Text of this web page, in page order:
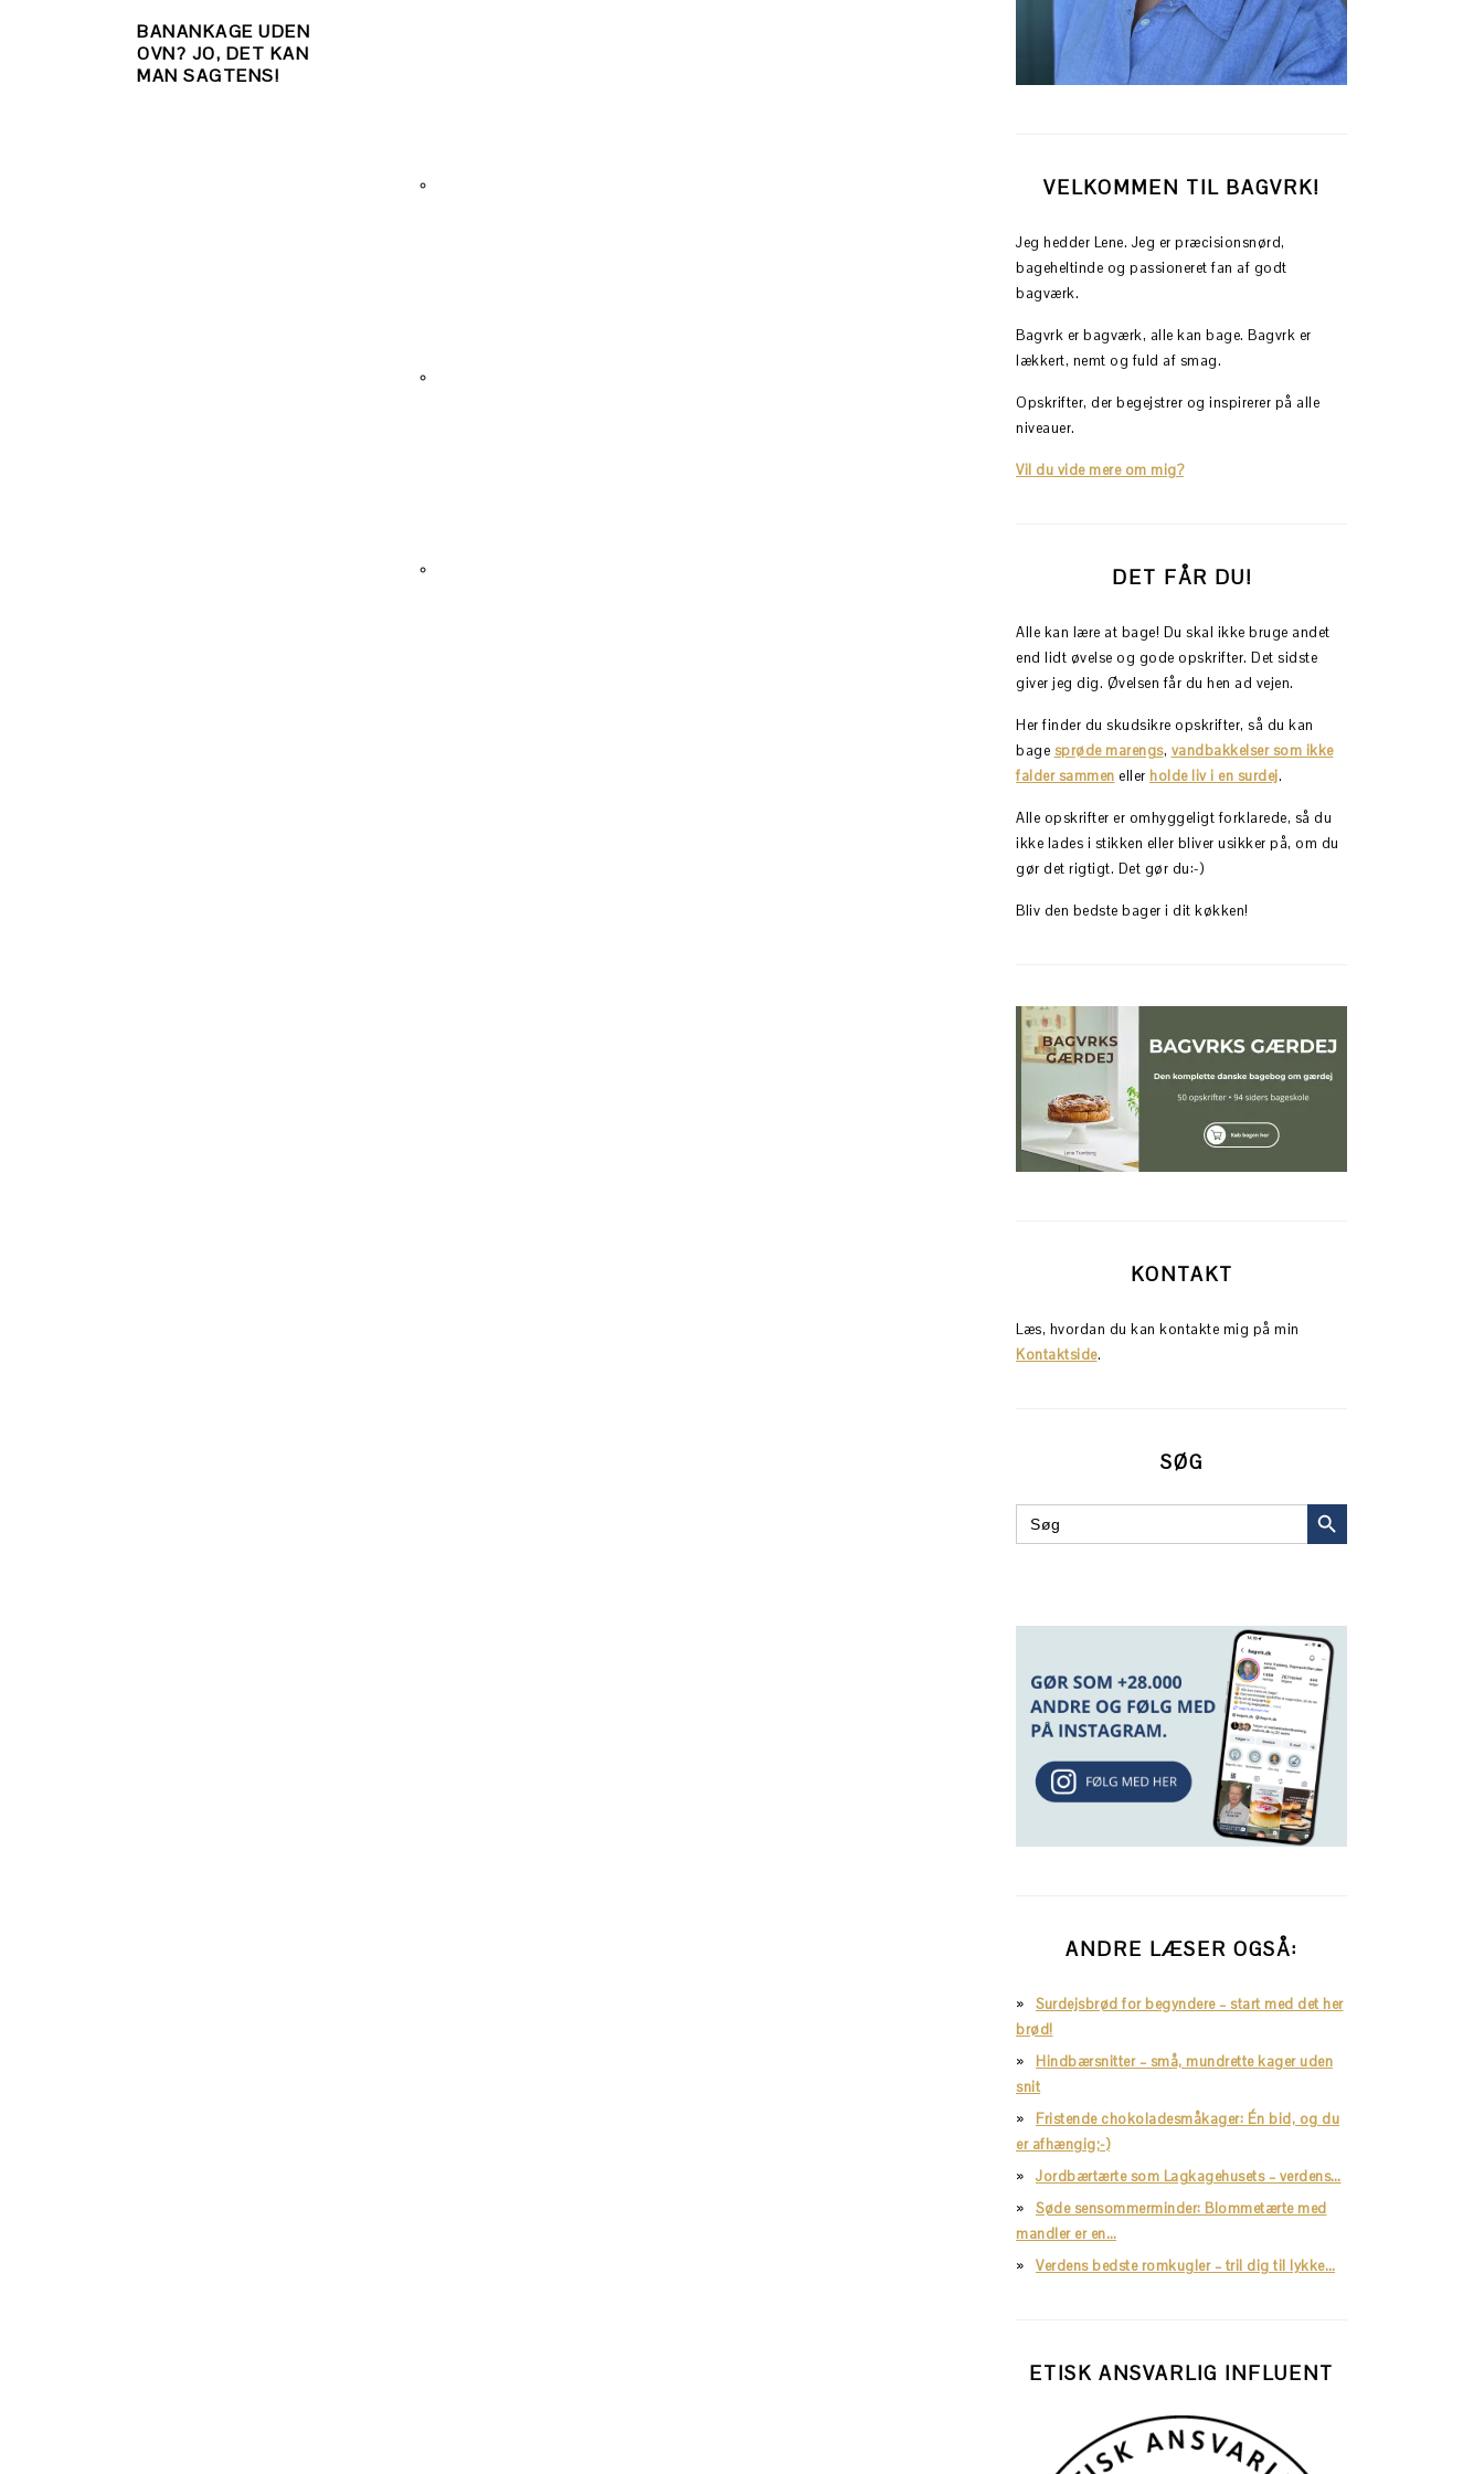
BANANKAGE UDEN
OVN? JO, DET KAN
MAN SAGTENS!
VELKOMMEN TIL BAGVRK!
Jeg hedder Lene. Jeg er præcisionsnørd,
bageheltinde og passioneret fan af godt
bagværk.
Bagvrk er bagværk, alle kan bage. Bagvrk er
lækkert, nemt og fuld af smag.
Opskrifter, der begejstrer og inspirerer på alle
niveauer.
Vil du vide mere om mig?
DET FÅR DU!
Alle kan lære at bage! Du skal ikke bruge andet
end lidt øvelse og gode opskrifter. Det sidste
giver jeg dig. Øvelsen får du hen ad vejen.
Her finder du skudsikre opskrifter, så du kan
bage sprøde marengs, vandbakkelser som ikke
falder sammen eller holde liv i en surdej.
Alle opskrifter er omhyggeligt forklarede, så du
ikke lades i stikken eller bliver usikker på, om du
gør det rigtigt. Det gør du:-)
Bliv den bedste bager i dit køkken!
KONTAKT
Læs, hvordan du kan kontakte mig på min
Kontaktside.
SØG
Search
for:
SEARCH BUTTON
ANDRE LÆSER OGSÅ:
Surdejsbrød for begyndere – start med det her
brød!
Hindbærsnitter – små, mundrette kager uden
snit
Fristende chokoladesmåkager: Én bid, og du
er afhængig;-)
Jordbærtærte som Lagkagehusets – verdens…
Søde sensommerminder: Blommetærte med
mandler er en…
Verdens bedste romkugler – tril dig til lykke…
ETISK ANSVARLIG INFLUENT